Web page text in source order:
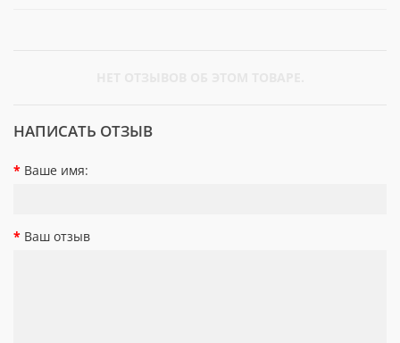
НАПИСАТЬ ОТЗЫВ
Ваше имя:
Ваш отзыв